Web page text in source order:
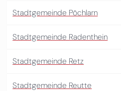
Stadtgemeinde Pöchlarn
Stadtgemeinde Radenthein
Stadtgemeinde Retz
Stadtgemeinde Reutte